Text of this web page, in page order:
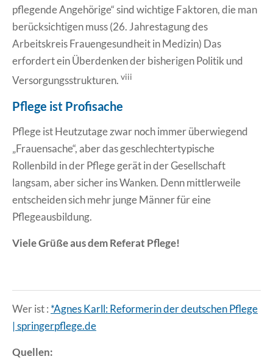
pflegende Angehörige“ sind wichtige Faktoren, die man
berücksichtigen muss (26. Jahrestagung des
Arbeitskreis Frauengesundheit in Medizin) Das
erfordert ein Überdenken der bisherigen Politik und
Versorgungsstrukturen. viii
Pflege ist Profisache
Pflege ist Heutzutage zwar noch immer überwiegend
„Frauensache“, aber das geschlechtertypische
Rollenbild in der Pflege gerät in der Gesellschaft
langsam, aber sicher ins Wanken. Denn mittlerweile
entscheiden sich mehr junge Männer für eine
Pflegeausbildung.
Viele Grüße aus dem Referat Pflege!
Wer ist : *Agnes Karll: Reformerin der deutschen Pflege
| springerpflege.de
Quellen: